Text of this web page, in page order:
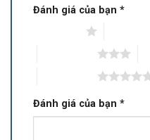
Đánh giá của bạn *
Đánh giá của bạn *